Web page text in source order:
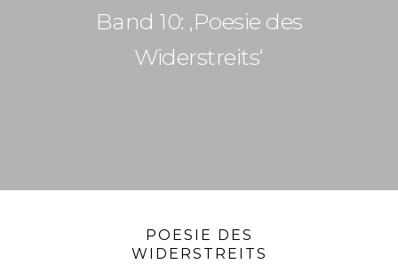
DSP-KOLLEGBand 10: ‚Poesie des
Widerstreits‘
POESIE DES
WIDERSTREITS